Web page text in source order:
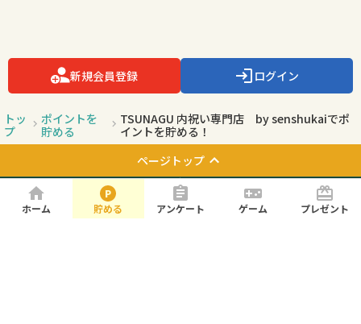
ホーム 貯める アンケート ゲーム プレゼント
新規会員登録 ログイン
トッ
プ
ポイントを
貯める
TSUNAGU 内祝い専門店 by senshukaiでポ
イントを貯める！
ページトップ
お知らせ よくある質問